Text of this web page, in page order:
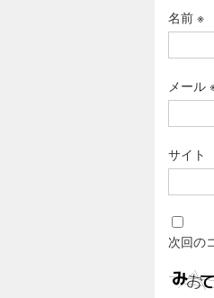
名前 ※
メール
サイト
次回の